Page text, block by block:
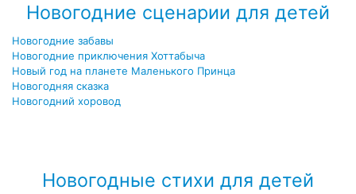
Новогодние сценарии для детей
Новогодние забавы
Новогодние приключения Хоттабыча
Новый год на планете Маленького Принца
Новогодняя сказка
Новогодний хоровод
Новогодные стихи для детей